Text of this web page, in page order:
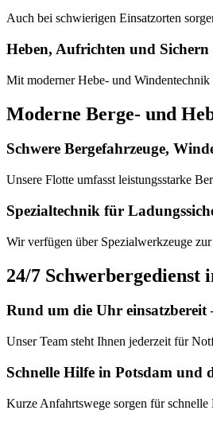
Auch bei schwierigen Einsatzorten
Heben, Aufrichten und Sichern
Mit moderner Hebe- und
Moderne Berge- und
Schwere Bergefahrzeuge,
Unsere Flotte umfasst leistungsstarke
Spezialtechnik für
Wir verfügen über Spezialwerkzeuge
24/7 Schwerbergedienst
Rund um die Uhr einsatzbereit
Unser Team steht Ihnen jederzeit für
Schnelle Hilfe in Potsdam und
Kurze Anfahrtswege sorgen für